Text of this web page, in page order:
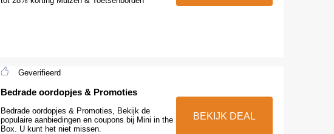
Geverifieerd
Bedrade oordopjes & Promoties
Bedrade oordopjes & Promoties, Bekijk de
populaire aanbiedingen en coupons bij Mini in the
Box. U kunt het niet missen.
BEKIJK DEAL